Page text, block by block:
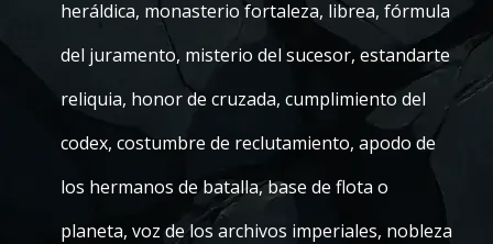
heráldica, monasterio fortaleza, librea, fórmula
del juramento, misterio del sucesor, estandarte
reliquia, honor de cruzada, cumplimiento del
codex, costumbre de reclutamiento, apodo de
los hermanos de batalla, base de flota o
planeta, voz de los archivos imperiales, nobleza